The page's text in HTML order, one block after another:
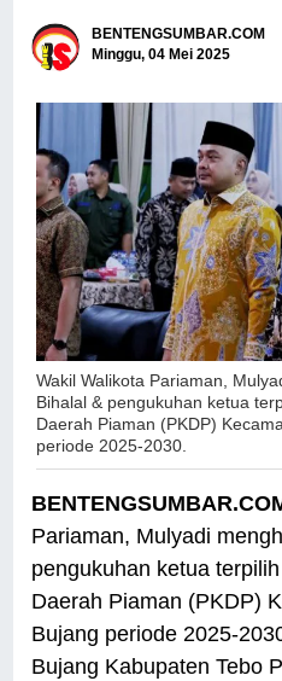
BENTENGSUMBAR.COM
Minggu, 04 Mei 2025
Wakil Walikota Pariaman,
Bihalal & pengukuhan ketua
Daerah Piaman (PKDP)
periode 2025-2030.
Pariaman, Mulyadi
pengukuhan ketua
Daerah Piaman (PKDP)
Bujang periode 2025-
Bujang Kabupaten Tebo